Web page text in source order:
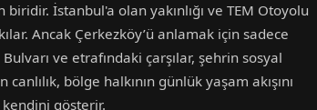
İstanbul'a olan yakınlığı ve TEM Otoyolu
Ancak Çerkezköy’ü anlamak için sadece
ve etrafındaki çarşılar, şehrin sosyal
bölge halkının günlük yaşam akışını
gösterir.